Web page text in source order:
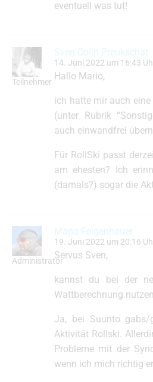
eventuell was tut!
Teilnehmer
Sven Colin Preukschat
14. Juni 2022 um 16:43
Hallo Mario,
ich hatte mir auch
(unter Rubrik
auch einwandfrei
Für RollSki passt
am ehesten? Ich
(damals?) sogar die
Administrator
Mario Felgenhauer
19. Juni 2022 um 20:16
Servus Sven,
kannst du bei der
Wattberechnung
Ja, bei Suunto gabs/
Aktivität Rollski.
Probleme mit der
wenn ich mich richtig